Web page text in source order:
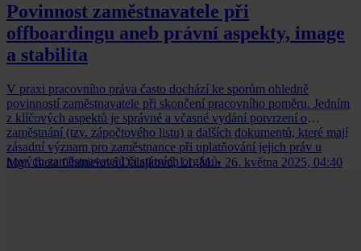
Povinnost zaměstnavatele při
offboardingu aneb právní aspekty, image
a stabilita
V praxi pracovního práva často dochází ke sporům ohledně
povinností zaměstnavatele při skončení pracovního poměru. Jedním
z klíčových aspektů je správné a včasné vydání potvrzení o
zaměstnání (tzv. zápočtového listu) a dalších dokumentů, které mají
zásadní význam pro zaměstnance při uplatňování jejich práv u
nových zaměstnavatelů či státních orgánů.
Mgr. Iveta Chmielová Dalajková, LL.M. • 26. května 2025, 04:40